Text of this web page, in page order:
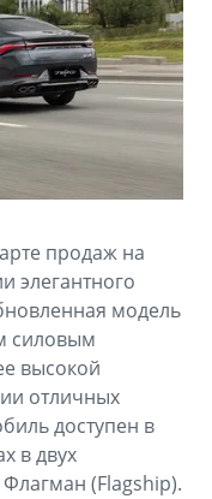
990 ₽*
EX5
990 ₽*
продаж на
элегантного
модель
силовым
высокой
отличных
доступен в
в двух
(Flagship).